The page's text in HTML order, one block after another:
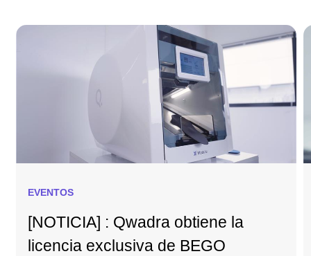
EVENTOS
[NOTICIA] : Qwadra obtiene la
licencia exclusiva de BEGO